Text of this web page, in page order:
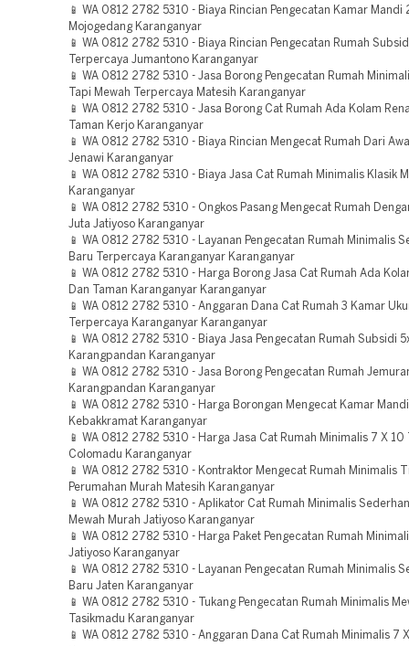
📱 WA 0812 2782 5310 - Biaya Rincian Pengecatan Kamar Mandi
Mojogedang Karanganyar
📱 WA 0812 2782 5310 - Biaya Rincian Pengecatan Rumah
Terpercaya Jumantono Karanganyar
📱 WA 0812 2782 5310 - Jasa Borong Pengecatan Rumah
Tapi Mewah Terpercaya Matesih Karanganyar
📱 WA 0812 2782 5310 - Jasa Borong Cat Rumah Ada Kolam
Taman Kerjo Karanganyar
📱 WA 0812 2782 5310 - Biaya Rincian Mengecat Rumah Dari
Jenawi Karanganyar
📱 WA 0812 2782 5310 - Biaya Jasa Cat Rumah Minimalis Klasik
Karanganyar
📱 WA 0812 2782 5310 - Ongkos Pasang Mengecat Rumah
Juta Jatiyoso Karanganyar
📱 WA 0812 2782 5310 - Layanan Pengecatan Rumah Minimalis
Baru Terpercaya Karanganyar Karanganyar
📱 WA 0812 2782 5310 - Harga Borong Jasa Cat Rumah Ada
Dan Taman Karanganyar Karanganyar
📱 WA 0812 2782 5310 - Anggaran Dana Cat Rumah 3 Kamar
Terpercaya Karanganyar Karanganyar
📱 WA 0812 2782 5310 - Biaya Jasa Pengecatan Rumah Subsidi
Karangpandan Karanganyar
📱 WA 0812 2782 5310 - Jasa Borong Pengecatan Rumah
Karangpandan Karanganyar
📱 WA 0812 2782 5310 - Harga Borongan Mengecat Kamar
Kebakkramat Karanganyar
📱 WA 0812 2782 5310 - Harga Jasa Cat Rumah Minimalis 7 X
Colomadu Karanganyar
📱 WA 0812 2782 5310 - Kontraktor Mengecat Rumah Minimalis
Perumahan Murah Matesih Karanganyar
📱 WA 0812 2782 5310 - Aplikator Cat Rumah Minimalis
Mewah Murah Jatiyoso Karanganyar
📱 WA 0812 2782 5310 - Harga Paket Pengecatan Rumah
Jatiyoso Karanganyar
📱 WA 0812 2782 5310 - Layanan Pengecatan Rumah Minimalis
Baru Jaten Karanganyar
📱 WA 0812 2782 5310 - Tukang Pengecatan Rumah Minimalis
Tasikmadu Karanganyar
📱 WA 0812 2782 5310 - Anggaran Dana Cat Rumah Minimalis 7